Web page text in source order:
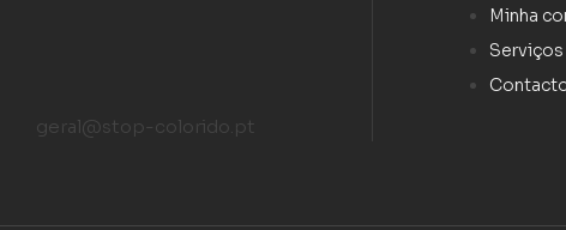
geral@stop-colorido.pt
Minha
Serviços